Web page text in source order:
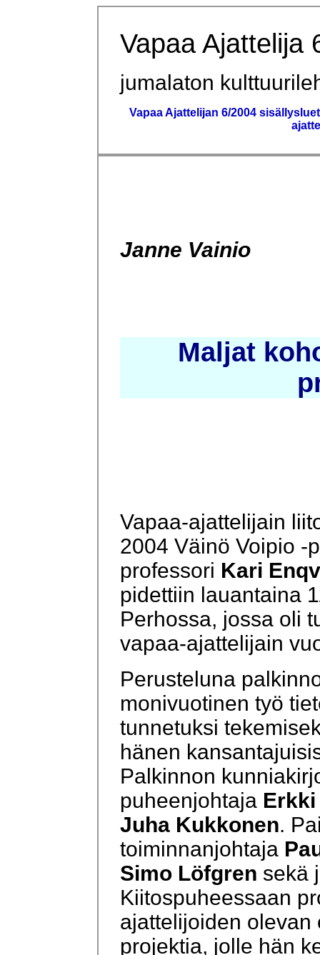
Vapaa Ajattelija
jumalaton
Vapaa Ajattelijan 6/2004
Janne Vainio
Maljat
Vapaa-ajattelijain
2004 Väinö Voipio -
professori Kari
pidettiin lauantaina
Perhossa, jossa oli
vapaa-ajattelijain
Perusteluna
monivuotinen työ
tunnetuksi
hänen
Palkinnon
puheenjohtaja
Juha Kukkonen.
toiminnanjohtaja
Simo Löfgren sekä
Kiitospuheessaan
ajattelijoiden olevan
projektia, jolle hän